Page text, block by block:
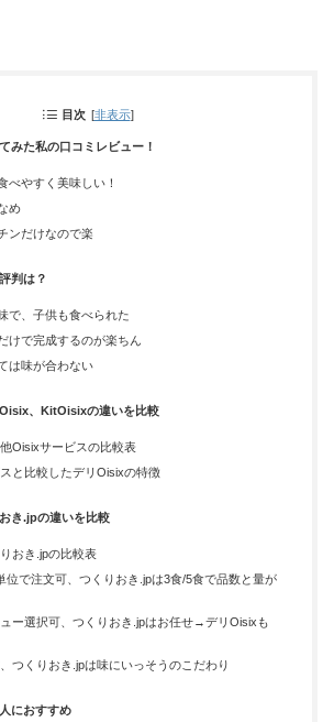
目次 [非表示]
みた私の口コミレビュー！
べやすく美味しい！
め
ンだけなので楽
判は？
で、子供も食べられた
けで完成するのが楽ちん
は味が合わない
、KitOisixの違いを比較
Oisixサービスの比較表
と比較したデリOisixの特徴
き.jpの違いを比較
おき.jpの比較表
位で注文可、つくりおき.jpは3食/5食で品数と量が
ー選択可、つくりおき.jpはお任せ→デリOisixも
つくりおき.jpは味にいっそうのこだわり
におすすめ